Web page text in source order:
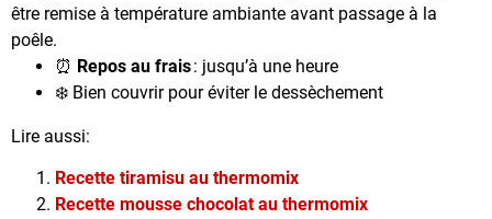
être remise à température ambiante avant passage à la
poêle.
⏰ Repos au frais: jusqu’à une heure
❄️ Bien couvrir pour éviter le dessèchement
Lire aussi:
Recette tiramisu au thermomix
Recette mousse chocolat au thermomix